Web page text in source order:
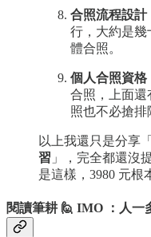
合照流程設計
行，大約是幾
體合照。
個人合照資格
合照，上面還
照也不必搶排
以上我還只是分享「
習 」，完全都還沒
是這樣，3980 元根
閱讀筆耕 🙋 IMO ：人一